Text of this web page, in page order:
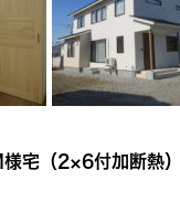
宅（2×6付加断熱）